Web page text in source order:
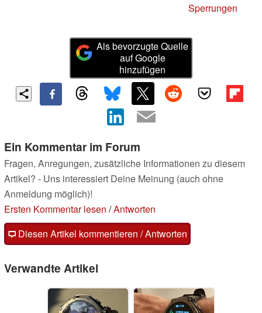
Sperrungen
Als bevorzugte Quelle
auf Google
hinzufügen
Ein Kommentar im Forum
Fragen, Anregungen, zusätzliche Informationen zu diesem
Artikel? - Uns interessiert Deine Meinung (auch ohne
Anmeldung möglich)!
Ersten Kommentar lesen /Antworten
Diesen Artikel kommentieren / Antworten
Verwandte Artikel